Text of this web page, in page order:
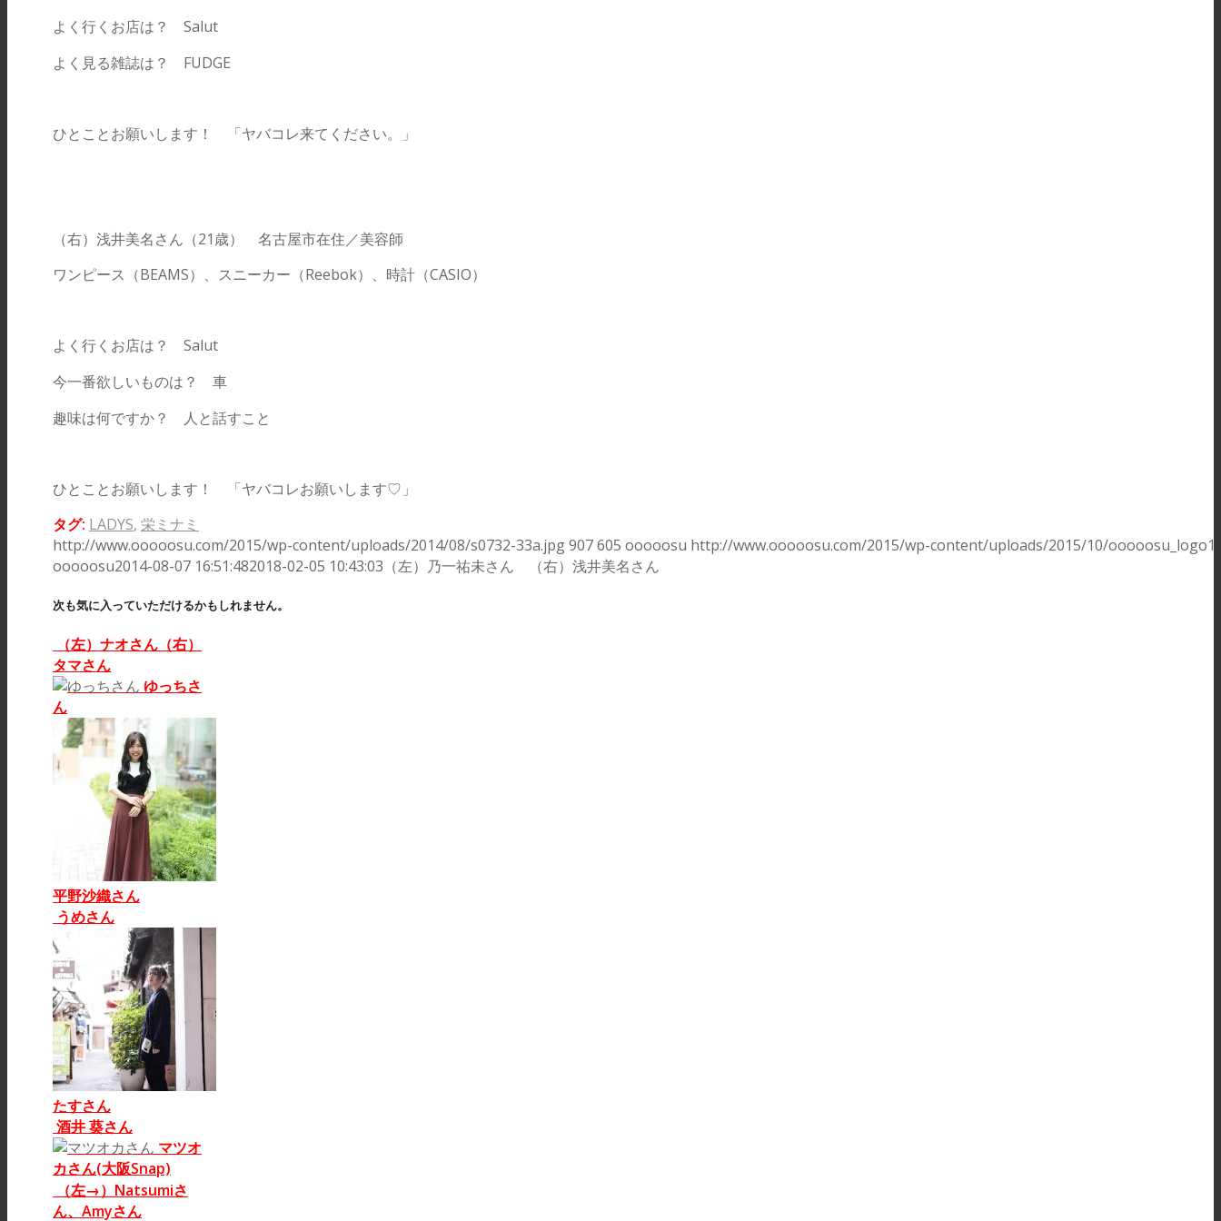
ショップ
よく行くお店は？ Salut
よく見る雑誌は？ FUDGE
ひとことお願いします！ 「ヤバコレ来てください。」
（右）浅井美名さん（21歳） 名古屋市在住／美容師
ワンピース（BEAMS）、スニーカー（Reebok）、時計（CASIO）
よく行くお店は？ Salut
今一番欲しいものは？ 車
趣味は何ですか？ 人と話すこと
ひとことお願いします！ 「ヤバコレお願いします♡」
タグ: LADYS, 栄ミナミ
http://www.ooooosu.com/2015/wp-content/uploads/2014/08/s0732-33a.jpg907605 ooooosu http://www.ooooosu.com/2015/wp-content/uploads/2015/10/
ooooosu2014-08-07 16:51:482018-02-05 10:43:03 （左）乃一祐未さん （右）浅井美名さん
次も気に入っていただけるかもしれません。
（左）ナオさん（右）
タマさん
ゆっちさ
ん
平野沙織さん
うめさん
たすさん
酒井 葵さん
マツオ
カさん(大阪Snap)
（左→）Natsumiさ
ん、Amyさん